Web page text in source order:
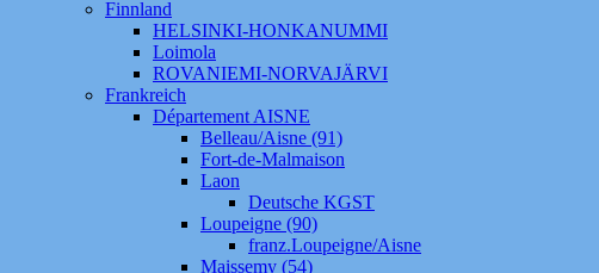
Finnland
HELSINKI-HONKANUMMI
Loimola
ROVANIEMI-NORVAJÄRVI
Frankreich
Département AISNE
Belleau/Aisne (91)
Fort-de-Malmaison
Laon
Deutsche KGST
Loupeigne (90)
franz.Loupeigne/Aisne
Maissemy (54)